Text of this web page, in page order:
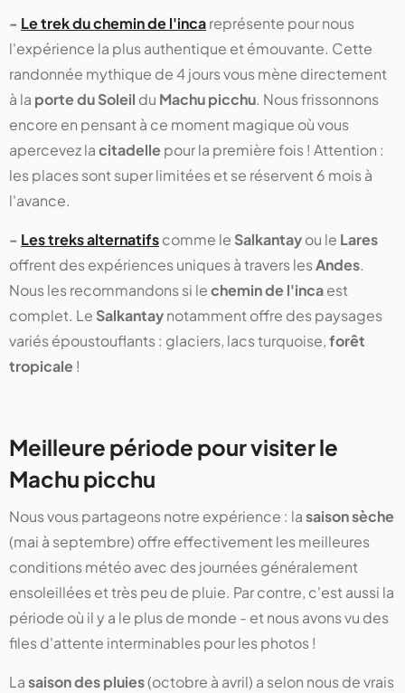
- Le trek du chemin de l'incareprésente pour nous
l'expérience la plus authentique et émouvante. Cette
randonnée mythique de 4 jours vous mène directement
à la porte du Soleil du Machu picchu. Nous frissonnons
encore en pensant à ce moment magique où vous
apercevez lacitadellepour la première fois ! Attention :
les places sont super limitées et se réservent 6 mois à
l'avance.
- Les treks alternatifscomme le Salkantayou le Lares
offrent des expériences uniques à travers lesAndes.
Nous les recommandons si lechemin de l'incaest
complet. Le Salkantaynotamment offre des paysages
variés époustouflants : glaciers, lacs turquoise,forêt
tropicale!
Meilleure période pour visiter le
Machu picchu
Nous vous partageons notre expérience : lasaison sèche
(mai à septembre) offre effectivement les meilleures
conditions météo avec des journées généralement
ensoleillées et très peu de pluie. Par contre, c'est aussi la
période où il y a le plus de monde - et nous avons vu des
files d'attente interminables pour les photos !
Lasaison des pluies(octobre à avril) a selon nous de vrais